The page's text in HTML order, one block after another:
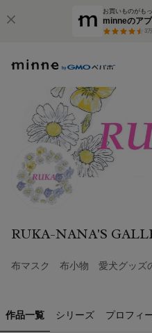
お買いものがも
minneのア
3
RUKA-NANA'S
布マスク 布小物 愛犬グッズ
作品一覧 シリーズ プロフィ